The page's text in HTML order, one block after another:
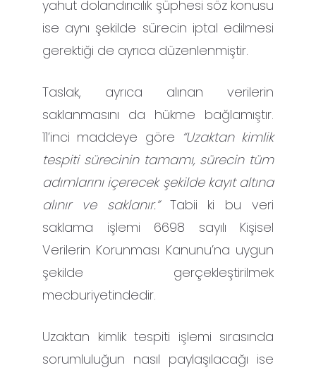
yahut dolandırıcılık şüphesi söz konusu
ise aynı şekilde sürecin iptal edilmesi
gerektiği de ayrıca düzenlenmiştir.
Taslak, ayrıca alınan verilerin
saklanmasını da hükme bağlamıştır.
11’inci maddeye göre “Uzaktan kimlik
tespiti sürecinin tamamı, sürecin tüm
adımlarını içerecek şekilde kayıt altına
alınır ve saklanır.”Tabii ki bu veri
saklama işlemi 6698 sayılı Kişisel
Verilerin Korunması Kanunu’na uygun
şekilde gerçekleştirilmek
mecburiyetindedir.
Uzaktan kimlik tespiti işlemi sırasında
sorumluluğun nasıl paylaşılacağı ise